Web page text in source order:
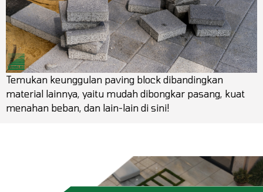
Temukan keunggulan paving block dibandingkan
material lainnya, yaitu mudah dibongkar pasang, kuat
menahan beban, dan lain-lain di sini!